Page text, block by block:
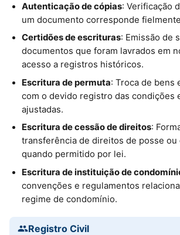
Autenticação de cópias: Verificação
um documento corresponde
Certidões de escrituras: Emissão de
documentos que foram lavrados em
acesso a registros históricos.
Escritura de permuta: Troca de bens
com o devido registro das condições
ajustadas.
Escritura de cessão de direitos:
transferência de direitos de posse ou
quando permitido por lei.
Escritura de instituição de
convenções e regulamentos
regime de condomínio.
Registro Civil